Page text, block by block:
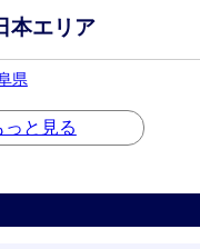
本エリア
県
っと見る